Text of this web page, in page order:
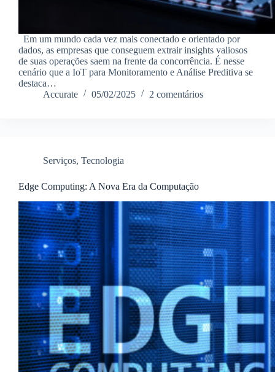
Em um mundo cada vez mais conectado e orientado por
dados, as empresas que conseguem extrair insights valiosos
de suas operações saem na frente da concorrência. É nesse
cenário que a IoT para Monitoramento e Análise Preditiva se
destaca…
Accurate
05/02/2025 2 comentários
Serviços, Tecnologia
Edge Computing: A Nova Era da Computação